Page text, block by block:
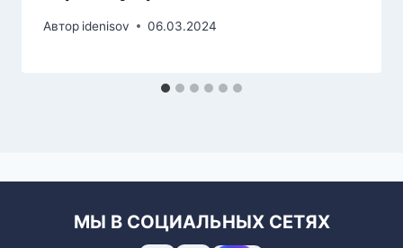
Автор idenisov 06.03.2024
МЫ В СОЦИАЛЬНЫХ СЕТЯХ